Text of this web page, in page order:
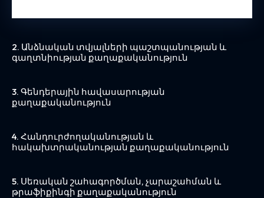
2. Անձնական տվյալների պաշտպանության և
գաղտնիության քաղաքականություն
3. Գենդերային հավասարության
քաղաքականություն
4. Հանդուրժողականության և
հակախտրականության քաղաքականություն
5. Սեռական շահագործման, չարաշահման և
թրաֆիքինգի քաղաքականություն